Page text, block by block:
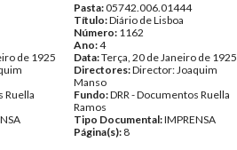
de 1925
Ruella
Pasta:05742.006.01444
Título:Diário de Lisboa
Número: 1162
Ano:4
Data:Terça, 20 de Janeiro de 1925
Directores:Director: Joaquim
Manso
Fundo:DRR - Documentos Ruella
Ramos
Tipo Documental:IMPRENSA
Página(s): 8